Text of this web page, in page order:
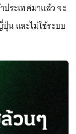
ประเทศมาแล้ว จะ
น และไม่ใช้ระบบ